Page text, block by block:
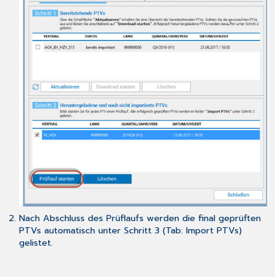
Nach Abschluss des Prüflaufs werden die final geprüften
PTVs automatisch unter Schritt 3 (Tab: Import PTVs)
gelistet.